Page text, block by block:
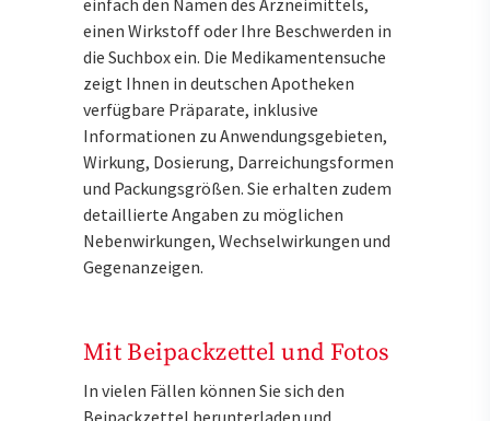
einfach den Namen des Arzneimittels,
einen Wirkstoff oder Ihre Beschwerden in
die Suchbox ein. Die Medikamentensuche
zeigt Ihnen in deutschen Apotheken
verfügbare Präparate, inklusive
Informationen zu Anwendungsgebieten,
Wirkung, Dosierung, Darreichungsformen
und Packungsgrößen. Sie erhalten zudem
detaillierte Angaben zu möglichen
Nebenwirkungen, Wechselwirkungen und
Gegenanzeigen.
Mit Beipackzettel und Fotos
In vielen Fällen können Sie sich den
Beipackzettel herunterladen und